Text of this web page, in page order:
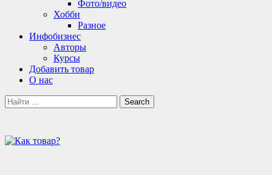
Фото/видео
Хобби
Разное
Инфобизнес
Авторы
Курсы
Добавить товар
О нас